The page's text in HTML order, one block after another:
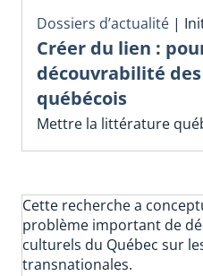
Dossiers d’actualité |
Créer du lien :
découvrabilité
québécois
Mettre la littérature
Cette recherche a
problème important de
culturels du Québec sur
transnationales.